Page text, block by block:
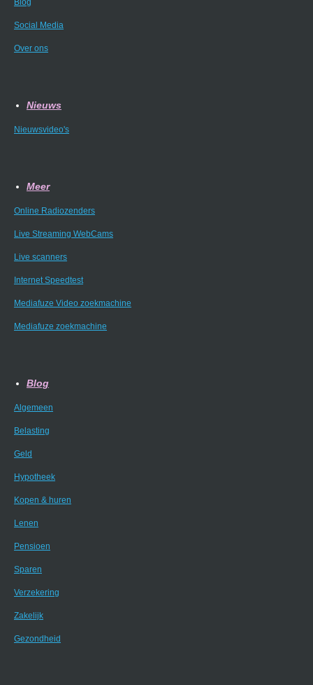
Social Media
Over ons
Nieuws
Nieuwsvideo's
Meer
Online Radiozenders
Live Streaming WebCams
Live scanners
Internet Speedtest
Mediafuze Video zoekmachine
Mediafuze zoekmachine
Blog
Algemeen
Belasting
Geld
Hypotheek
Kopen & huren
Lenen
Pensioen
Sparen
Verzekering
Zakelijk
Gezondheid